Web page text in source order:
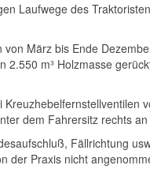
Laufwege des
März bis Ende
m³ Holzmasse
dem Fahrersitz rechts
Fällrichtung
der Praxis nicht